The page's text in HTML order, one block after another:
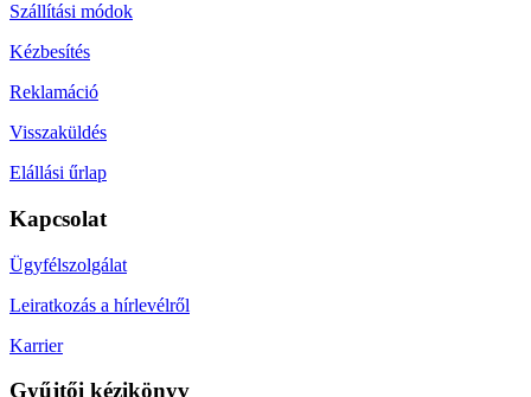
Szállítási módok
Kézbesítés
Reklamáció
Visszaküldés
Elállási űrlap
Kapcsolat
Ügyfélszolgálat
Leiratkozás a hírlevélről
Karrier
Gyűjtői kézikönyv